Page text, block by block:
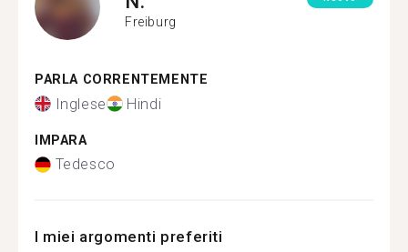
Freiburg
PARLA CORRENTEMENTE
Inglese Hindi
IMPARA
Tedesco
I miei argomenti preferiti